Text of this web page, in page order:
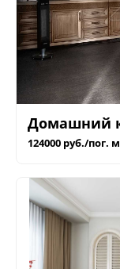
Домашний
124000 руб./пог. м